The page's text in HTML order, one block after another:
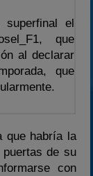
el
que
al declarar
que
que habría la
puertas de su
con